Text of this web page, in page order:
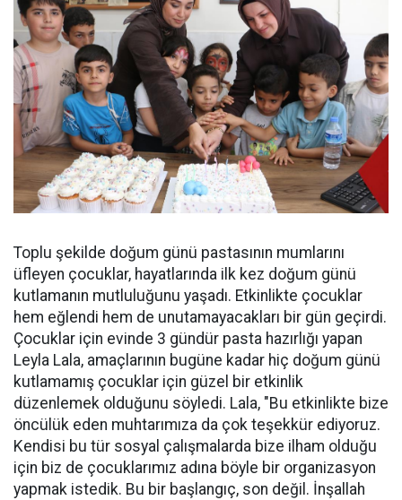
Toplu şekilde doğum günü pastasının mumlarını
üfleyen çocuklar, hayatlarında ilk kez doğum günü
kutlamanın mutluluğunu yaşadı. Etkinlikte çocuklar
hem eğlendi hem de unutamayacakları bir gün geçirdi.
Çocuklar için evinde 3 gündür pasta hazırlığı yapan
Leyla Lala, amaçlarının bugüne kadar hiç doğum günü
kutlamamış çocuklar için güzel bir etkinlik
düzenlemek olduğunu söyledi. Lala, "Bu etkinlikte bize
öncülük eden muhtarımıza da çok teşekkür ediyoruz.
Kendisi bu tür sosyal çalışmalarda bize ilham olduğu
için biz de çocuklarımız adına böyle bir organizasyon
yapmak istedik. Bu bir başlangıç, son değil. İnşallah